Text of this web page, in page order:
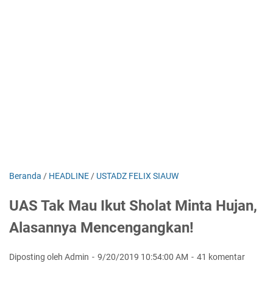
Beranda / HEADLINE / USTADZ FELIX SIAUW
UAS Tak Mau Ikut Sholat Minta Hujan,
Alasannya Mencengangkan!
Diposting oleh Admin 9/20/2019 10:54:00 AM 41 komentar